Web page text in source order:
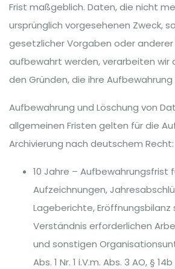
Frist maßgeblich. Daten, die nicht
ursprünglich vorgesehenen Zweck,
gesetzlicher Vorgaben oder anderer
aufbewahrt werden, verarbeiten wir
den Gründen, die ihre
Aufbewahrung und Löschung von
allgemeinen Fristen gelten für die
Archivierung nach deutschem Recht:
10 Jahre – Aufbewahrungsfrist
Aufzeichnungen,
Lageberichte, Eröffnungsbilanz
Verständnis erforderlichen
und sonstigen
Abs. 1 Nr. 1 i.V.m. Abs. 3 AO, §